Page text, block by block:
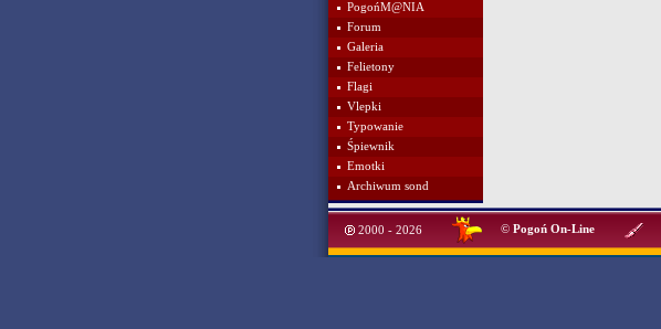
PogońM@NIA
Forum
Galeria
Felietony
Flagi
Vlepki
Typowanie
Śpiewnik
Emotki
Archiwum sond
2000 - 2026 © Pogoń On-Line